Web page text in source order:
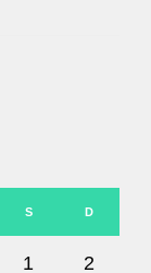
S D
1 2